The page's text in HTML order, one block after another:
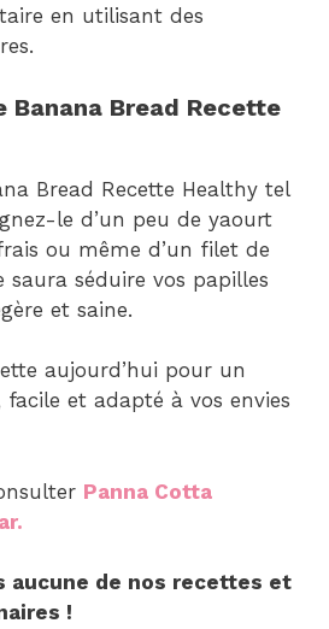
en utilisant des
Banana Bread Recette
Bread Recette Healthy tel
le d’un peu de yaourt
ou même d’un filet de
saura séduire vos papilles
et saine.
aujourd’hui pour un
et adapté à vos envies
Panna Cotta
aucune de nos recettes et
!